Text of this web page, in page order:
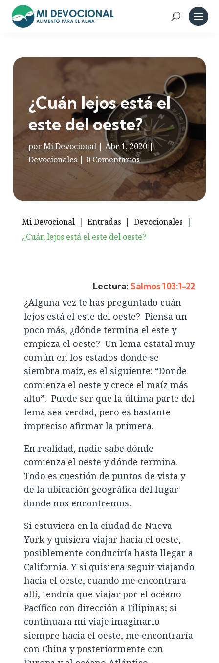
¿Cuán lejos está el
este del oeste?
porMi Devocional |Abr 1, 2020|
Devocionales | 0 Comentarios
Mi Devocional | Entradas | Devocionales |
¿Cuán lejos está el este del oeste?
Lectura: Salmos 103:1-22
¿Alguna vez te has preguntado cuán
lejos está el este del oeste? Piensa un
poco más, ¿dónde termina el este y
empieza el oeste? Un lema estatal muy
común en los estados donde se
siembra maíz, es el siguiente: “Donde
comienza el oeste y crece el maíz más
alto”. Puede ser que la última parte del
lema sea verdad, pero es bastante
impreciso afirmar la primera.
En realidad, nadie sabe dónde
comienza el oeste y dónde termina.
Todo es cuestión de puntos de vista y
de la ubicación geográfica del lugar
donde nos encontremos.
Si estuviera en la ciudad de Nueva
York y quisiera viajar hacia el oeste,
posiblemente conduciría hasta llegar a
California. Y si quisiera seguir viajando
hacia el oeste, cuando me encontrara
allí, tendría que viajar por el océano
Pacífico con dirección a Filipinas; si
continuara mi viaje imaginario
siempre hacia el oeste, me encontraría
con China y posteriormente con